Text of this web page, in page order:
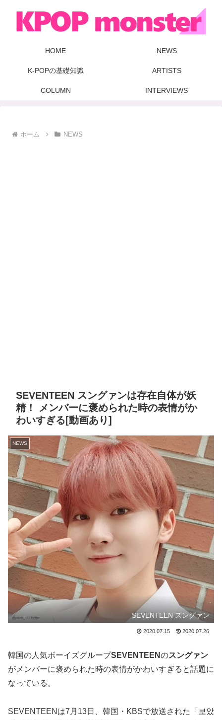
HOME NEWS
K-POPの基礎知識 ARTISTS
COLUMN INTERVIEWS
ホーム NEWS
SEVENTEEN スングァンは存在自体が妖
精！ メンバーに褒められた時の表情がか
わいすぎる[動画あり]
NEWS
SEVENTEEN スングァン
2020.07.15 2020.07.26
韓国の人気ボーイズグループSEVENTEENのスングァン
がメンバーに褒められた時の表情がかわいすぎると話題に
なっている。
SEVENTEENは7月13日、韓国・KBSで放送された「보았